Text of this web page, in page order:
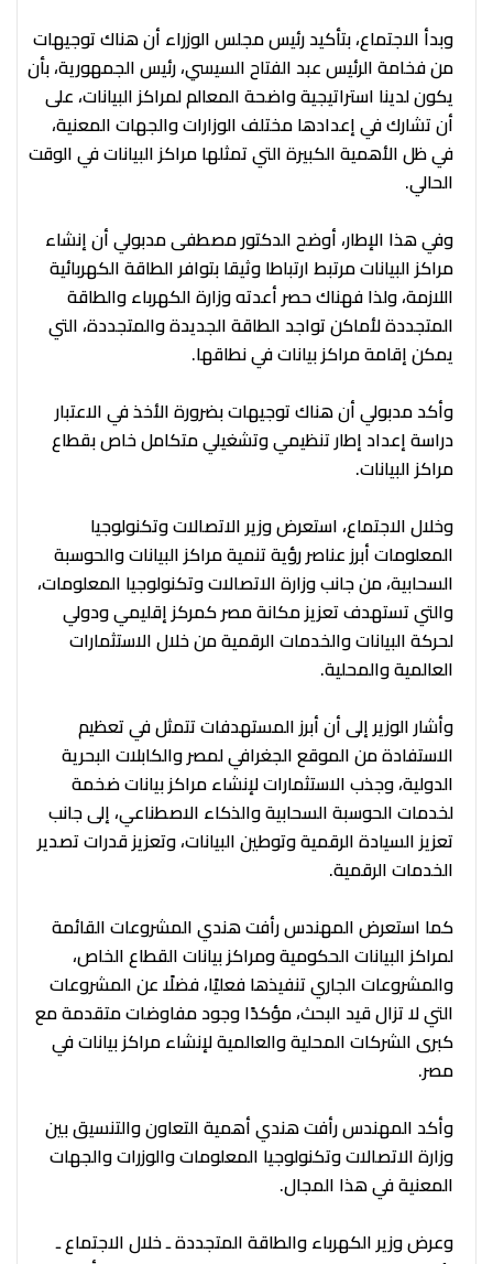
وبدأ الاجتماع، بتأكيد رئيس مجلس الوزراء أن هناك توجيهات
من فخامة الرئيس عبد الفتاح السيسي، رئيس الجمهورية، بأن
يكون لدينا استراتيجية واضحة المعالم لمراكز البيانات، على
أن تشارك في إعدادها مختلف الوزارات والجهات المعنية،
في ظل الأهمية الكبيرة التي تمثلها مراكز البيانات في الوقت
الحالي.
وفي هذا الإطار، أوضح الدكتور مصطفى مدبولي أن إنشاء
مراكز البيانات مرتبط ارتباطا وثيقا بتوافر الطاقة الكهربائية
اللازمة، ولذا فهناك حصر أعدته وزارة الكهرباء والطاقة
المتجددة لأماكن تواجد الطاقة الجديدة والمتجددة، التي
يمكن إقامة مراكز بيانات في نطاقها.
وأكد مدبولي أن هناك توجيهات بضرورة الأخذ في الاعتبار
دراسة إعداد إطار تنظيمي وتشغيلي متكامل خاص بقطاع
مراكز البيانات.
وخلال الاجتماع، استعرض وزير الاتصالات وتكنولوجيا
المعلومات أبرز عناصر رؤية تنمية مراكز البيانات والحوسبة
السحابية، من جانب وزارة الاتصالات وتكنولوجيا المعلومات،
والتي تستهدف تعزيز مكانة مصر كمركز إقليمي ودولي
لحركة البيانات والخدمات الرقمية من خلال الاستثمارات
العالمية والمحلية.
وأشار الوزير إلى أن أبرز المستهدفات تتمثل في تعظيم
الاستفادة من الموقع الجغرافي لمصر والكابلات البحرية
الدولية، وجذب الاستثمارات لإنشاء مراكز بيانات ضخمة
لخدمات الحوسبة السحابية والذكاء الاصطناعي، إلى جانب
تعزيز السيادة الرقمية وتوطين البيانات، وتعزيز قدرات تصدير
الخدمات الرقمية.
كما استعرض المهندس رأفت هندي المشروعات القائمة
لمراكز البيانات الحكومية ومراكز بيانات القطاع الخاص،
والمشروعات الجاري تنفيذها فعليًا، فضلًا عن المشروعات
التي لا تزال قيد البحث، مؤكدًا وجود مفاوضات متقدمة مع
كبرى الشركات المحلية والعالمية لإنشاء مراكز بيانات في
مصر.
وأكد المهندس رأفت هندي أهمية التعاون والتنسيق بين
وزارة الاتصالات وتكنولوجيا المعلومات والوزرات والجهات
المعنية في هذا المجال.
وعرض وزير الكهرباء والطاقة المتجددة ـ خلال الاجتماع ـ